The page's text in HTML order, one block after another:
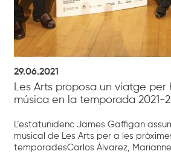
29.06.2021
Les Arts proposa un viatge per
música en la temporada 2021-
L’estatunidenc James Gaffigan
musical de Les Arts per a les
temporadesCarlos Álvarez,